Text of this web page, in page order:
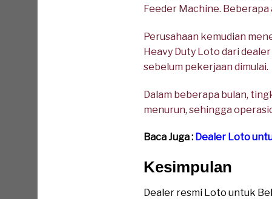
Feeder Machine.
Perusahaan kemudian
Heavy Duty Loto dari
sebelum pekerjaan dimulai.
Dalam beberapa bulan,
menurun, sehingga
Baca Juga : Dealer Loto
Kesimpulan
Dealer resmi Loto untuk